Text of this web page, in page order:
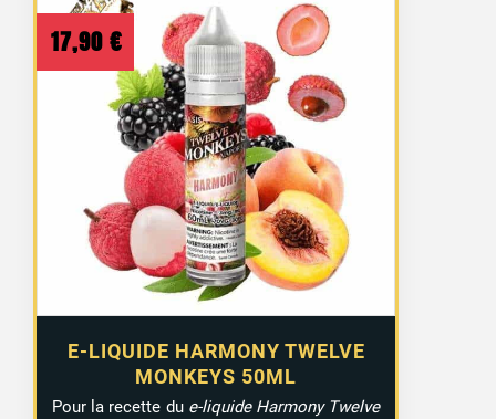
E-LIQUIDE HARMONY TWELVE
MONKEYS 50ML
17,90 €
Pour la recette du e-liquide Harmony Twelve